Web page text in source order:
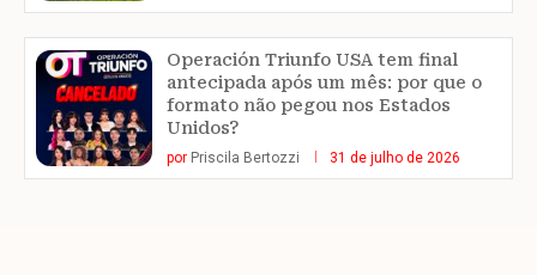
Operación Triunfo USA tem final
antecipada após um mês: por que o
formato não pegou nos Estados
Unidos?
por Priscila Bertozzi 31 de julho de 2026